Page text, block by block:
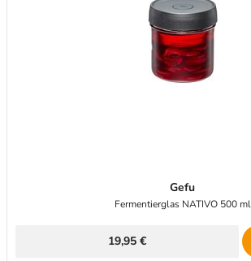
Gefu
Fermentierglas NATIVO 500 ml
19,95 €